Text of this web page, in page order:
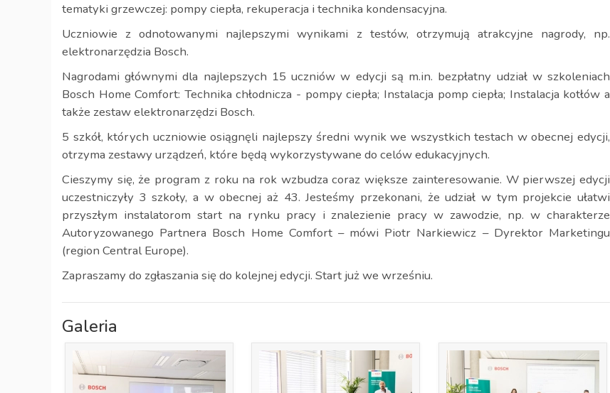
tematyki grzewczej: pompy ciepła, rekuperacja i technika kondensacyjna.
Uczniowie z odnotowanymi najlepszymi wynikami z testów, otrzymują atrakcyjne nagrody, np.
elektronarzędzia Bosch.
Nagrodami głównymi dla najlepszych 15 uczniów w edycji są m.in. bezpłatny udział w szkoleniach
Bosch Home Comfort: Technika chłodnicza - pompy ciepła; Instalacja pomp ciepła; Instalacja kotłów a
także zestaw elektronarzędzi Bosch.
5 szkół, których uczniowie osiągnęli najlepszy średni wynik we wszystkich testach w obecnej edycji,
otrzyma zestawy urządzeń, które będą wykorzystywane do celów edukacyjnych.
Cieszymy się, że program z roku na rok wzbudza coraz większe zainteresowanie. W pierwszej edycji
uczestniczyły 3 szkoły, a w obecnej aż 43. Jesteśmy przekonani, że udział w tym projekcie ułatwi
przyszłym instalatorom start na rynku pracy i znalezienie pracy w zawodzie, np. w charakterze
Autoryzowanego Partnera Bosch Home Comfort – mówi Piotr Narkiewicz – Dyrektor Marketingu
(region Central Europe).
Zapraszamy do zgłaszania się do kolejnej edycji. Start już we wrześniu.
Galeria